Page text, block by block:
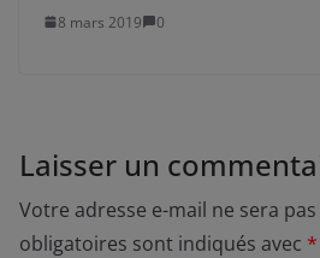
8 mars 2019 0
Laisser un
Votre adresse e-mail ne sera
obligatoires sont indiqués avec *